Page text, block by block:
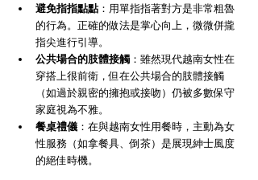
避免指指點點 ：用單指指著對方是非常粗魯
的行為。正確的做法是掌心向上，微微併攏
指尖進行引導。
公共場合的肢體接觸 ：雖然現代越南女性在
穿搭上很前衛，但在公共場合的肢體接觸
（如過於親密的擁抱或接吻）仍被多數保守
家庭視為不雅。
餐桌禮儀 ：在與越南女性用餐時，主動為女
性服務（如拿餐具、倒茶）是展現紳士風度
的絕佳時機。